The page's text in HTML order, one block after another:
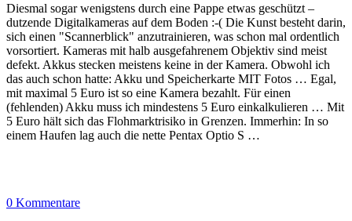
Diesmal sogar wenigstens durch eine Pappe etwas geschützt –
dutzende Digitalkameras auf dem Boden :-( Die Kunst besteht darin,
sich einen "Scannerblick" anzutrainieren, was schon mal ordentlich
vorsortiert. Kameras mit halb ausgefahrenem Objektiv sind meist
defekt. Akkus stecken meistens keine in der Kamera. Obwohl ich
das auch schon hatte: Akku und Speicherkarte MIT Fotos … Egal,
mit maximal 5 Euro ist so eine Kamera bezahlt. Für einen
(fehlenden) Akku muss ich mindestens 5 Euro einkalkulieren … Mit
5 Euro hält sich das Flohmarktrisiko in Grenzen. Immerhin: In so
einem Haufen lag auch die nette Pentax Optio S …
0 Kommentare